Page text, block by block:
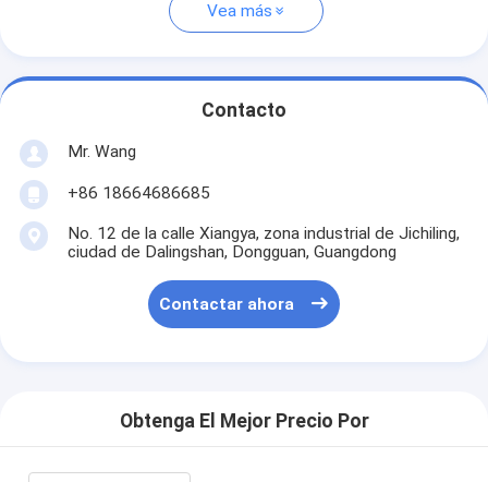
Vea más
Contacto
Mr. Wang
+86 18664686685
No. 12 de la calle Xiangya, zona industrial de Jichiling,
ciudad de Dalingshan, Dongguan, Guangdong
Contactar ahora
Obtenga El Mejor Precio Por